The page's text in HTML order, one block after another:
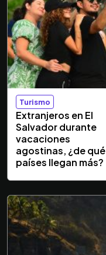
Turismo
Extranjeros en El
Salvador durante
vacaciones
agostinas, ¿de qué
países llegan más?